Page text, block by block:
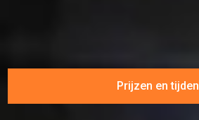
Prijzen en tijden